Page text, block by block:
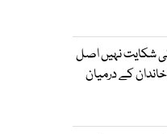
شکایت نہیں اصل
کے درمیان